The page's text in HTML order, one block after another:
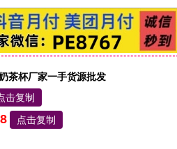
茶杯厂家一手货源批发
击复制
点击复制